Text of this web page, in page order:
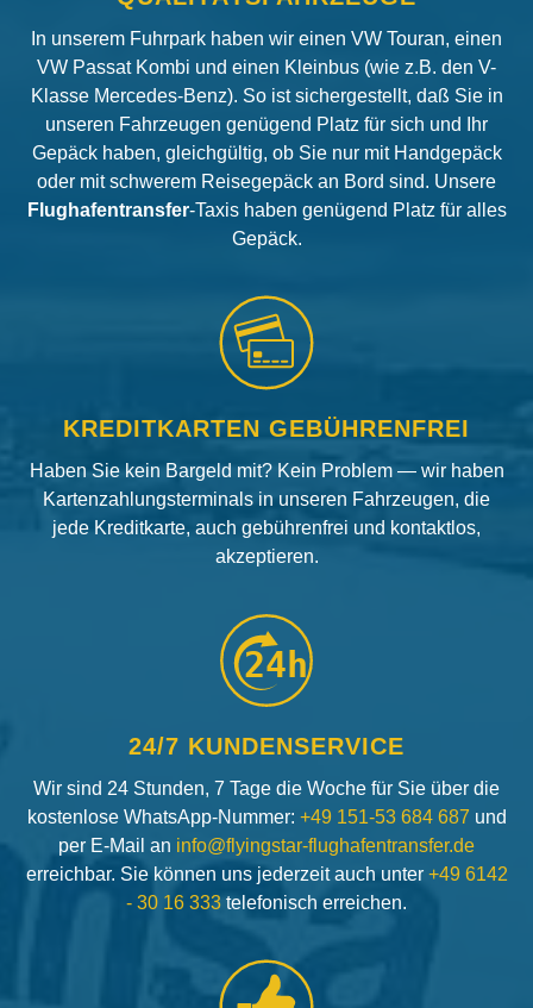
In unserem Fuhrpark haben wir einen VW Touran, einen
VW Passat Kombi und einen Kleinbus (wie z.B. den V-
Klasse Mercedes-Benz). So ist sichergestellt, daß Sie in
unseren Fahrzeugen genügend Platz für sich und Ihr
Gepäck haben, gleichgültig, ob Sie nur mit Handgepäck
oder mit schwerem Reisegepäck an Bord sind. Unsere
Flughafentransfer-Taxis haben genügend Platz für alles
Gepäck.
KREDITKARTEN GEBÜHRENFREI
Haben Sie kein Bargeld mit? Kein Problem — wir haben
Kartenzahlungsterminals in unseren Fahrzeugen, die
jede Kreditkarte, auch gebührenfrei und kontaktlos,
akzeptieren.
24h
24/7 KUNDENSERVICE
Wir sind 24 Stunden, 7 Tage die Woche für Sie über die
kostenlose WhatsApp-Nummer: +49 151-53 684 687 und
per E-Mail an info@flyingstar-flughafentransfer.de
erreichbar. Sie können uns jederzeit auch unter +49 6142
- 30 16 333 telefonisch erreichen.